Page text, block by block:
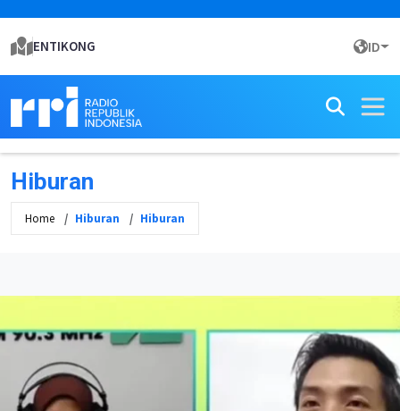
ENTIKONG ID
Hiburan
Home Hiburan Hiburan